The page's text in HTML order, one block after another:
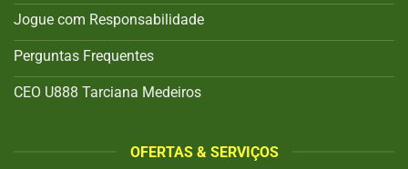
Jogue com Responsabilidade
Perguntas Frequentes
CEO U888 Tarciana Medeiros
OFERTAS & SERVIÇOS